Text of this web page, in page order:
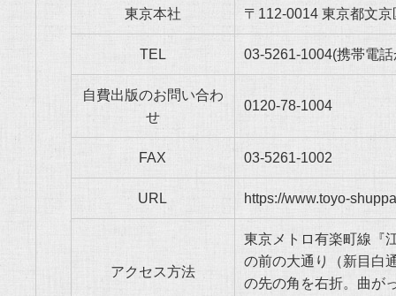
東京本社 〒112-0014 東京都文
TEL 03-5261-1004(携帯電
自費出版のお問い合わ
せ
0120-78-1004
FAX 03-5261-1002
URL https://www.toyo-
アクセス方法
東京メトロ有楽町線『
の前の大通り（新目白
の先の角を右折。曲が